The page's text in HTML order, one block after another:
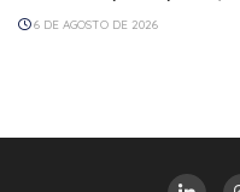
6 DE AGOSTO DE 2026